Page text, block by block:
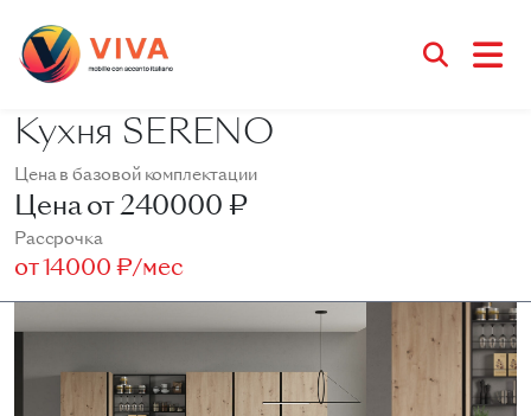
Кухня SERENO
Цена в базовой комплектации
Цена от240000 ₽
Рассрочка
от14000 ₽/мес